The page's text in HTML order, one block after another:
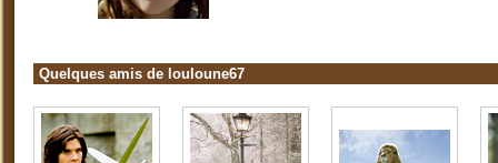
Quelques amis de louloune67